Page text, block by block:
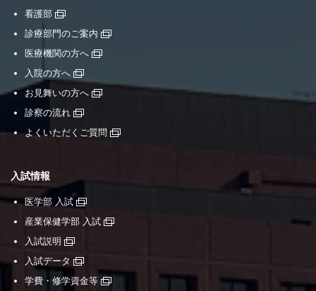
看護部
診療部門のご案内
医療機関の方へ
入院の方へ
お見舞いの方へ
診察の流れ
よくいただくご質問
入試情報
医学部 入試
産業保健学部 入試
入試説明
入試データ
学費・修学資金等